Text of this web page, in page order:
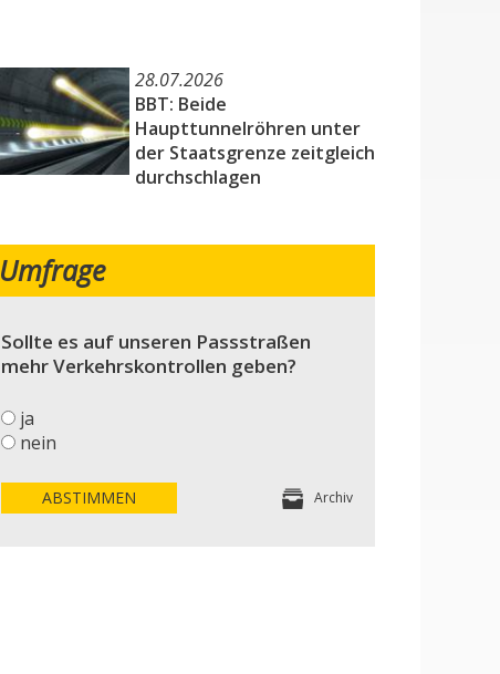
28.07.2026
BBT: Beide
Haupttunnelröhren unter
der Staatsgrenze zeitgleich
durchschlagen
Umfrage
Sollte es auf unseren Passstraßen
mehr Verkehrskontrollen geben?
ja
nein
ABSTIMMEN Archiv